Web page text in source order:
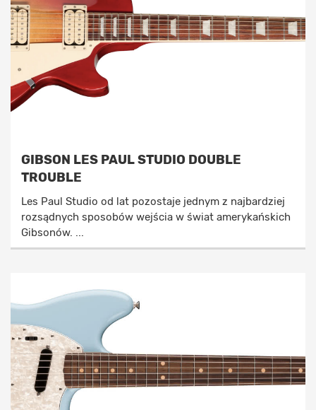
GIBSON LES PAUL STUDIO DOUBLE
TROUBLE
Les Paul Studio od lat pozostaje jednym z najbardziej
rozsądnych sposobów wejścia w świat amerykańskich
Gibsonów. ...